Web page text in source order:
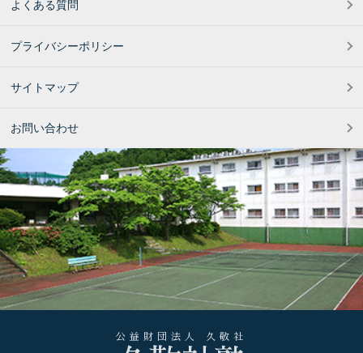
よくある質問
プライバシーポリシー
サイトマップ
お問い合わせ
公益財団法人 久敬社